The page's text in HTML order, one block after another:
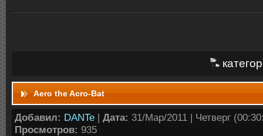
Aero the Acro-Bat
Добавил: DANTe | Дата: 31/Мар/2011 | Четверг
Просмотров: 935